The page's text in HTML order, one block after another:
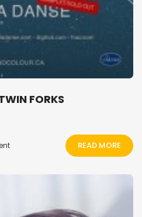
FORKS
READ MORE